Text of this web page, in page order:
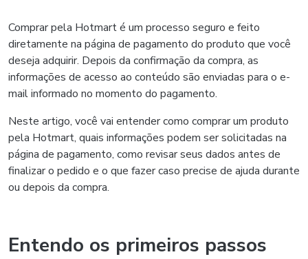
Comprar pela Hotmart é um processo seguro e feito
diretamente na página de pagamento do produto que você
deseja adquirir. Depois da confirmação da compra, as
informações de acesso ao conteúdo são enviadas para o e-
mail informado no momento do pagamento.
Neste artigo, você vai entender como comprar um produto
pela Hotmart, quais informações podem ser solicitadas na
página de pagamento, como revisar seus dados antes de
finalizar o pedido e o que fazer caso precise de ajuda durante
ou depois da compra.
Entendo os primeiros passos